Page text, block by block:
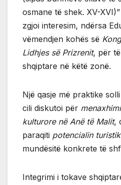
osmane të shek. XV-
zgjoi interesim, ndërsa
vëmendjen kohës së
Lidhjes së Prizrenit, për
shqiptare në këtë zonë.
Një qasje më praktike
cili diskutoi për
kulturore në Anë të Malit,
paraqiti potencialin
mundësitë konkrete të
Integrimi i tokave